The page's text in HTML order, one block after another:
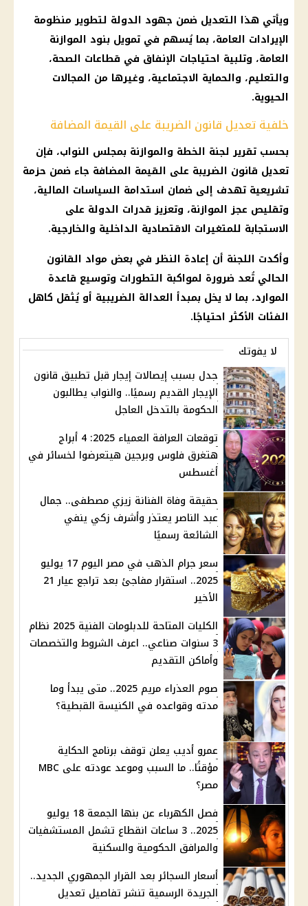
ويأتي هذا التعديل ضمن جهود الدولة لتطوير منظومة
الإيرادات العامة، بما يُسهم في تمويل بنود الموازنة
العامة، وتلبية احتياجات الإنفاق في قطاعات الصحة،
والتعليم، والحماية الاجتماعية، وغيرها من المجالات
الحيوية.
خلفية تعديل قانون الضريبة على القيمة المضافة
بحسب تقرير لجنة الخطة والموازنة بمجلس النواب، فإن
تعديل قانون الضريبة على القيمة المضافة جاء ضمن حزمة
تشريعية تهدف إلى ضمان استدامة السياسات المالية،
وتقليص عجز الموازنة، وتعزيز قدرات الدولة على
الاستجابة للمتغيرات الاقتصادية الداخلية والخارجية.
وأكدت اللجنة أن إعادة النظر في بعض مواد القانون
الحالي تُعد ضرورة لمواكبة التطورات وتوسيع قاعدة
الموارد، بما لا يخل بمبدأ العدالة الضريبية أو يُثقل كاهل
الفئات الأكثر احتياجًا.
لا يفوتك
جدل بسبب إيصالات إيجار قبل تطبيق قانون
الإيجار القديم رسميًا.. والنواب يطالبون
الحكومة بالتدخل العاجل
توقعات العرافة العمياء 2025: 4 أبراج
هتغرق فلوس وبرجين هيتعرضوا لخسائر في
أغسطس
حقيقة وفاة الفنانة زيزي مصطفى.. جمال
عبد الناصر يعتذر وأشرف زكي ينفي
الشائعة رسميًا
سعر جرام الذهب في مصر اليوم 17 يوليو
2025.. استقرار مفاجئ بعد تراجع عيار 21
الأخير
الكليات المتاحة للدبلومات الفنية 2025 نظام
3 سنوات صناعي.. اعرف الشروط والتخصصات
وأماكن التقديم
صوم العذراء مريم 2025.. متى يبدأ وما
مدته وقواعده في الكنيسة القبطية؟
عمرو أديب يعلن توقف برنامج الحكاية
مؤقتًا.. ما السبب وموعد عودته على MBC
مصر؟
فصل الكهرباء عن بنها الجمعة 18 يوليو
2025.. 3 ساعات انقطاع تشمل المستشفيات
والمرافق الحكومية والسكنية
أسعار السجائر بعد القرار الجمهوري الجديد..
الجريدة الرسمية تنشر تفاصيل تعديل